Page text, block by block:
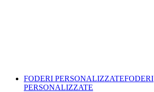
FODERI PERSONALIZZATEFODERI
PERSONALIZZATE